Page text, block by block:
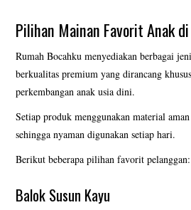
Pilihan Mainan Favorit Anak
Rumah Bocahku menyediakan berbagai
berkualitas premium yang dirancang
perkembangan anak usia dini.
Setiap produk menggunakan material
sehingga nyaman digunakan setiap hari.
Berikut beberapa pilihan favorit pelanggan:
Balok Susun Kayu